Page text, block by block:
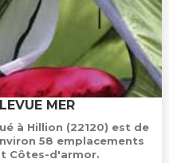
MER
à Hillion (22120) est de
58 emplacements
Côtes-d'armor.